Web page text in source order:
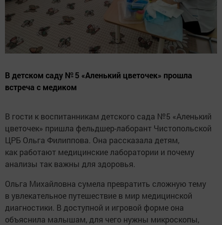
В детском саду № 5 «Аленький цветочек» прошла
встреча с медиком
В гости к воспитанникам детского сада №5 «Аленький
цветочек» пришла фельдшер-лаборант Чистопольской
ЦРБ Ольга Филиппова. Она рассказала детям,
как работают медицинские лаборатории и почему
анализы так важны для здоровья.
Ольга Михайловна сумела превратить сложную тему
в увлекательное путешествие в мир медицинской
диагностики. В доступной и игровой форме она
объяснила малышам, для чего нужны микроскопы,